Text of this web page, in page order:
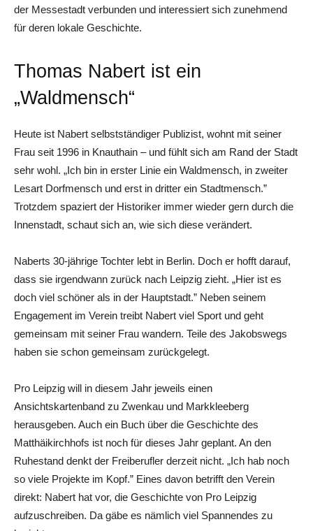
der Messestadt verbunden und interessiert sich zunehmend
für deren lokale Geschichte.
Thomas Nabert ist ein
„Waldmensch“
Heute ist Nabert selbstständiger Publizist, wohnt mit seiner
Frau seit 1996 in Knauthain – und fühlt sich am Rand der Stadt
sehr wohl. „Ich bin in erster Linie ein Waldmensch, in zweiter
Lesart Dorfmensch und erst in dritter ein Stadtmensch.”
Trotzdem spaziert der Historiker immer wieder gern durch die
Innenstadt, schaut sich an, wie sich diese verändert.
Naberts 30-jährige Tochter lebt in Berlin. Doch er hofft darauf,
dass sie irgendwann zurück nach Leipzig zieht. „Hier ist es
doch viel schöner als in der Hauptstadt.” Neben seinem
Engagement im Verein treibt Nabert viel Sport und geht
gemeinsam mit seiner Frau wandern. Teile des Jakobswegs
haben sie schon gemeinsam zurückgelegt.
Pro Leipzig will in diesem Jahr jeweils einen
Ansichtskartenband zu Zwenkau und Markkleeberg
herausgeben. Auch ein Buch über die Geschichte des
Matthäikirchhofs ist noch für dieses Jahr geplant. An den
Ruhestand denkt der Freiberufler derzeit nicht. „Ich hab noch
so viele Projekte im Kopf.” Eines davon betrifft den Verein
direkt: Nabert hat vor, die Geschichte von Pro Leipzig
aufzuschreiben. Da gäbe es nämlich viel Spannendes zu